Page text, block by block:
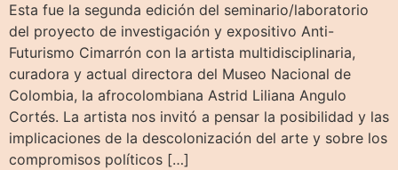
Esta fue la segunda edición del seminario/laboratorio
del proyecto de investigación y expositivo Anti-
Futurismo Cimarrón con la artista multidisciplinaria,
curadora y actual directora del Museo Nacional de
Colombia, la afrocolombiana Astrid Liliana Angulo
Cortés. La artista nos invitó a pensar la posibilidad y las
implicaciones de la descolonización del arte y sobre los
compromisos políticos […]